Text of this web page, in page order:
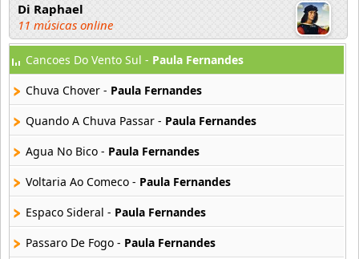
Di Raphael
11 músicas online
Duani E Dinei
16 músicas online
Edson y Hudson
12 músicas online
18 músicas online
Gusttavo Lima
49 músicas online
Cancoes Do Vento Sul - Paula Fernandes
Chuva Chover - Paula Fernandes
Quando A Chuva Passar - Paula Fernandes
Agua No Bico - Paula Fernandes
Voltaria Ao Comeco - Paula Fernandes
Espaco Sideral - Paula Fernandes
Passaro De Fogo - Paula Fernandes